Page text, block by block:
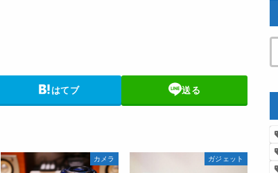
はてブ 送る
カメラ ガジェット